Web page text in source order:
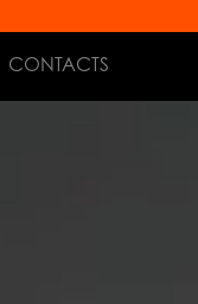
CONTACTS